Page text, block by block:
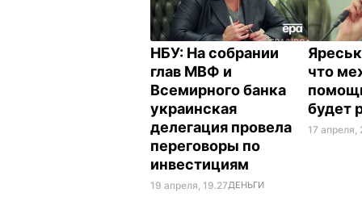
НБУ: На собрании
глав МВФ и
Всемирного банка
украинская
делегация провела
переговоры по
инвестициям
19 апреля, 19.27ДЕНЬГИ
что
будет
17 апреля,